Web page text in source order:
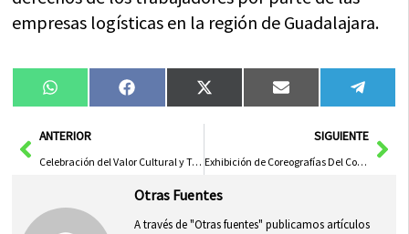
empresas logísticas en la región de Guadalajara.
Compartir
en
WhatsAppCompartir
en
FacebookCompartir
en
X
(Twitter)
Compartir
en
Email
en
AntANTERIOR
Celebración del Valor Cultural y Territorial de Nuestra Provincia, Cuna del Quijote
SIGUIENTE
Exhibición de Coreografías Del Conservatorio de Danza y Proyección Del Cortometraje ‘Apagada’
Otras Fuentes
A través de "Otras fuentes" publicamos artículos